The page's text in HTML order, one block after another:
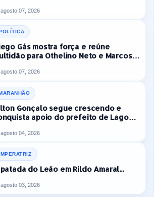
agosto 07, 2026
Gás mostra força e reúne
para Othelino Neto e Marcos
agosto 07, 2026
Gonçalo segue crescendo e
apoio do prefeito de Lago
agosto 04, 2026
do Leão em Rildo Amaral...
agosto 03, 2026